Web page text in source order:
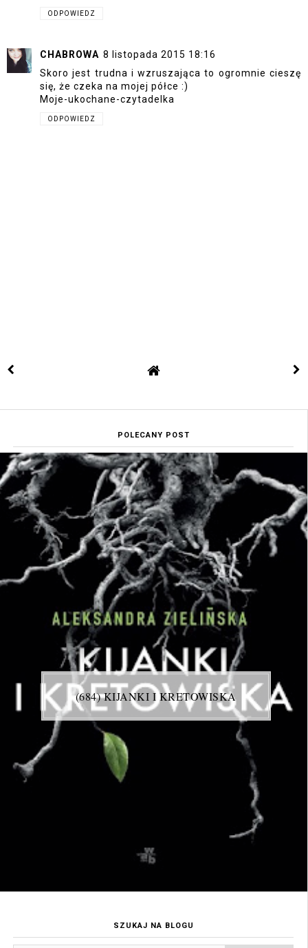
ODPOWIEDZ
CHABROWA 8 listopada 2015 18:16
Skoro jest trudna i wzruszająca to ogromnie cieszę
się, że czeka na mojej półce :)
Moje-ukochane-czytadelka
ODPOWIEDZ
POLECANY POST
(684) KIJANKI I KRETOWISKA
SZUKAJ NA BLOGU